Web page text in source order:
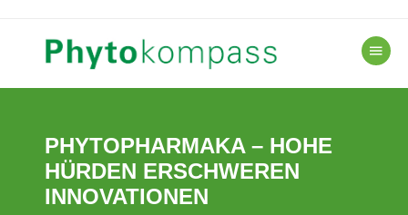
PHYTOPHARMAKA – HOHE
HÜRDEN ERSCHWEREN
INNOVATIONEN